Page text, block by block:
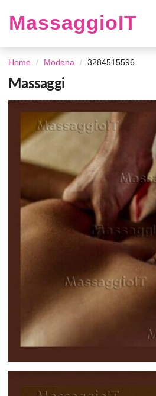
MassaggioIT
Home Modena 3284515596
Massaggi